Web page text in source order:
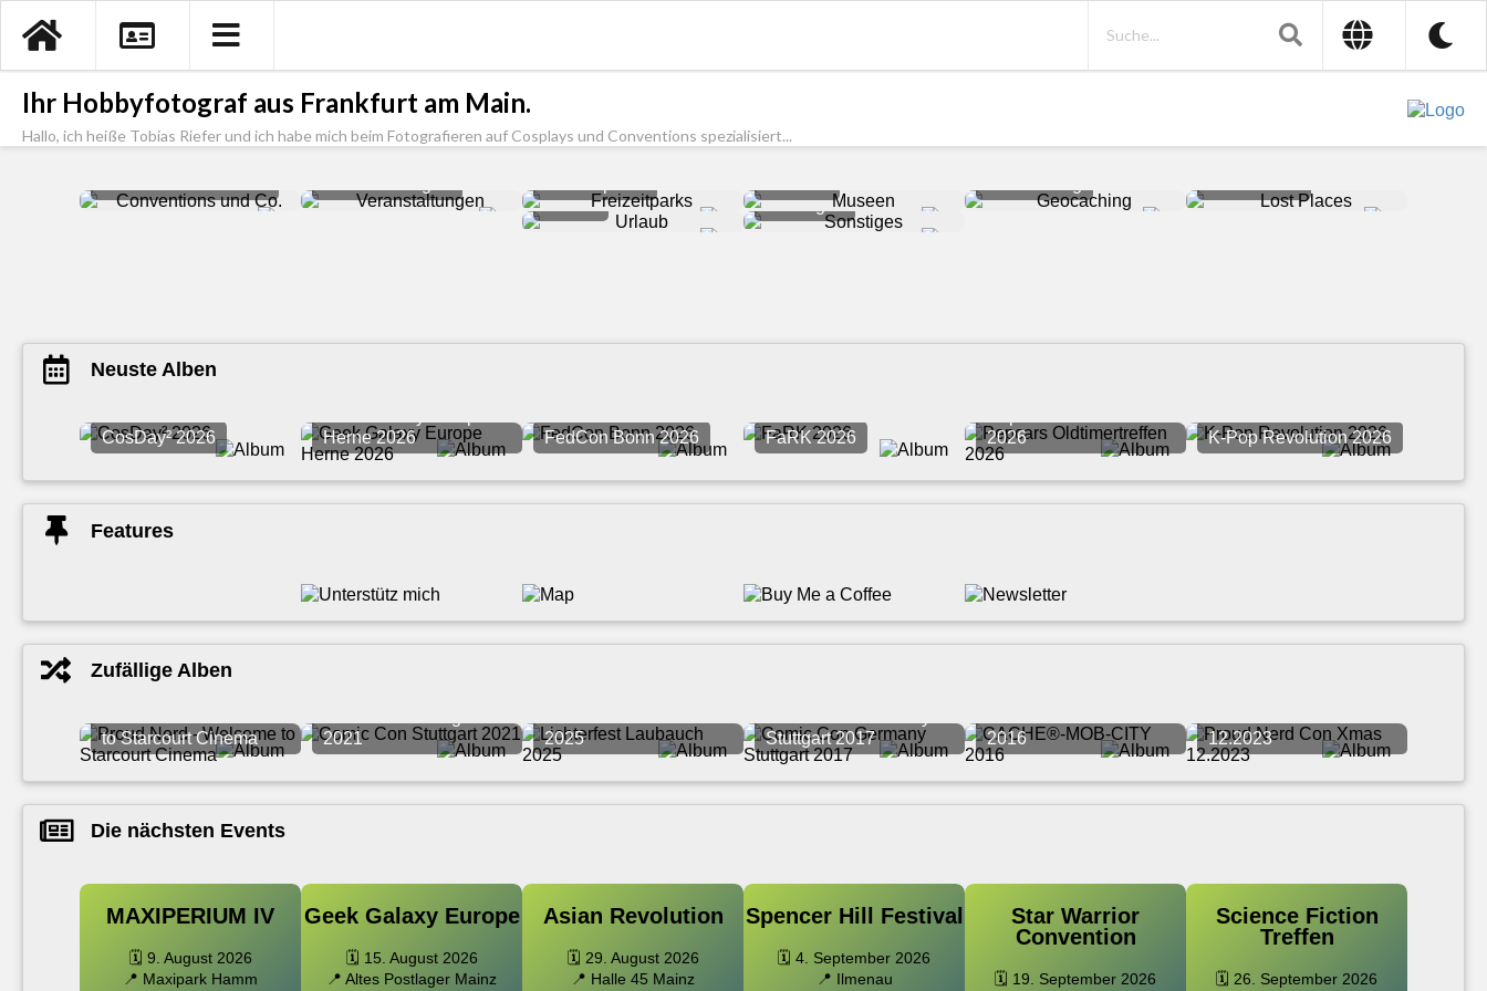
Ihr Hobbyfotograf aus Frankfurt am Main.
Hallo, ich heiße Tobias Riefer und ich habe mich beim Fotografieren auf Cosplays und Conventions spezialisiert...
Urlaub
Sonstiges
Neuste Alben
CosDay² 2026
Herne 2026
FedCon Bonn 2026 FaRK 2026
2026
K-Pop Revolution 2026
Features
Zufällige Alben
to Starcourt Cinema
2021
2025
Stuttgart 2017
2016
12.2023
Die nächsten Events
MAXIPERIUM IV
🗓️ 9. August 2026
📍 Maxipark Hamm
Geek Galaxy Europe
🗓️ 15. August 2026
📍 Altes Postlager Mainz
Asian Revolution
🗓️ 29. August 2026
📍 Halle 45 Mainz
Spencer Hill Festival
🗓️ 4. September 2026
📍 Ilmenau
Star Warrior
Convention
🗓️ 19. September 2026
Science Fiction
Treffen
🗓️ 26. September 2026